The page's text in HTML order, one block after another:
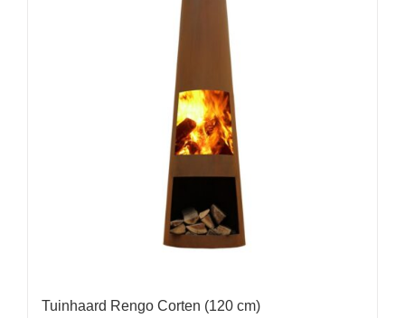
Tuinhaard Rengo Corten (120 cm)